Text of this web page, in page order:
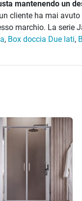
mantenendo un
cliente ha mai
marchio. La serie
, Box doccia Due lati,